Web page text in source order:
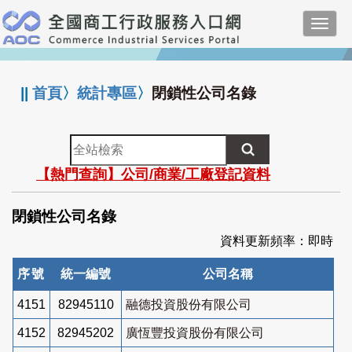
跳
到
主
要
:::
||首頁〉統計專區〉 閉鎖性公司名錄
全
站
檢
索
【熱門查詢】公司/商業/工廠登記資料
閉鎖性公司名錄
資料更新頻率：即時
序號 統一編號 公司名稱
4151 82945110 融德投資股份有限公司
4152 82945202 廣恆豐投資股份有限公司